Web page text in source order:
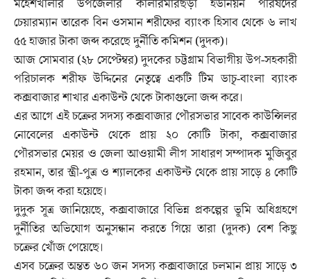
মহেশখালীর উপজেলার কালারমারছড়া ইউনিয়ন পরিষদের
চেয়ারম্যান তারেক বিন ওসমান শরীফের ব্যাংক হিসাব থেকে ৬ লাখ
৫৫ হাজার টাকা জব্দ করেছে দুর্নীতি কমিশন (দুদক)।
আজ সোমবার (২৮ সেপ্টেম্বর) দুদকের চট্টগ্রাম বিভাগীয় উপ-সহকারী
পরিচালক শরীফ উদ্দিনের নেতৃত্বে একটি টিম ডাচৃ-বাংলা ব্যাংক
কক্সবাজার শাখার একাউন্ট থেকে টাকাগুলো জব্দ করে।
এর আগে এই চক্রের সদস্য কক্সবাজার পৌরসভার সাবেক কাউন্সিলর
নোবেলের একাউন্ট থেকে প্রায় ২০ কোটি টাকা, কক্সবাজার
পৌরসভার মেয়র ও জেলা আওয়ামী লীগ সাধারণ সম্পাদক মুজিবুর
রহমান, তার স্ত্রী-পুত্র ও শ্যালকের একাউন্ট থেকে প্রায় সাড়ে ৪ কোটি
টাকা জব্দ করা হয়েছে।
দুদুক সূত্র জানিয়েছে, কক্সবাজারে বিভিন্ন প্রকল্পের ভূমি অধিগ্রহণে
দুর্নীতির অভিযোগ অনুসন্ধান করতে গিয়ে তারা (দুদক) বেশ কিছু
চক্রের খোঁজ পেয়েছে।
এসব চক্রের অন্তত ৬০ জন সদস্য কক্সবাজারে চলমান প্রায় সাড়ে ৩